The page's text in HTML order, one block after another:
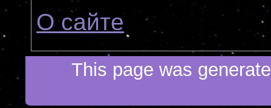
О сайте
This page was